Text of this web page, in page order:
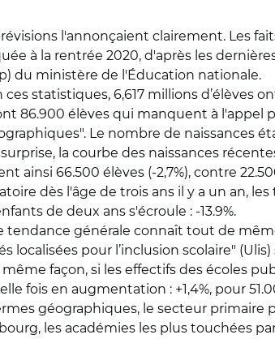
l'annonçaient clairement. Les
à la rentrée 2020, d'après les
du ministère de l'Éducation nationale.
ces statistiques, 6,617 millions d’élèves
86.900 élèves qui manquent à l'appel
Le nombre de naissances
surprise, la courbe des naissances
ainsi 66.500 élèves (-2,7%), contre
dès l'âge de trois ans il y a un an,
de deux ans s'écroule : -13.9%.
tendance générale connaît tout de
localisées pour l’inclusion scolaire"
même façon, si les effectifs des écoles
fois en augmentation : +1,4%, pour
géographiques, le secteur
les académies les plus touchées